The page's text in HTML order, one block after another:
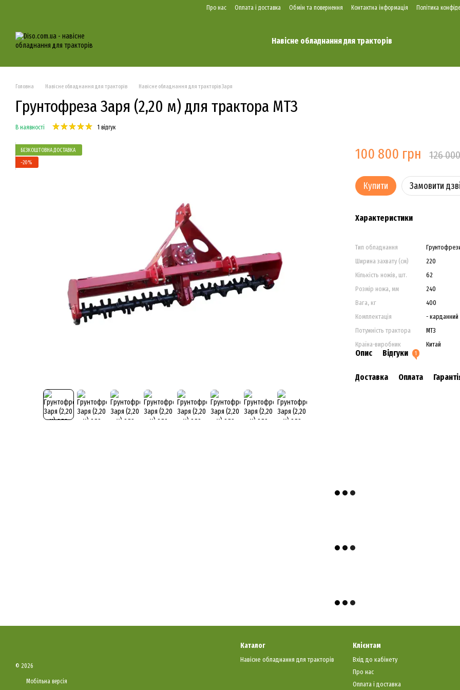
Про нас Оплата і доставка Обмін та повернення Контактна інформація Політика
Навісне обладнання для тракторів
Головна Навісне обладнання для тракторів Навісне обладнання для тракторів Заря
Грунтофреза Заря (2,20 м) для трактора МТЗ
В наявності 1 відгук
БЕЗКОШТОВНА ДОСТАВКА
−20%
100 800 грн 126
Купити Замовити
Характеристики
Тип обладнання
Ширина захвату (см)
220
Кількість ножів, шт.
62
Розмір ножа, мм
240
Вага, кг
400
Комплектація
- карданний
Потужність трактора
МТЗ
Країна-виробник
Китай
Опис Відгуки 1
Доставка Оплата
© 2026
Мобільна версія
Каталог
Навісне обладнання для тракторів
Клієнтам
Вхід до кабінету
Про нас
Оплата і доставка